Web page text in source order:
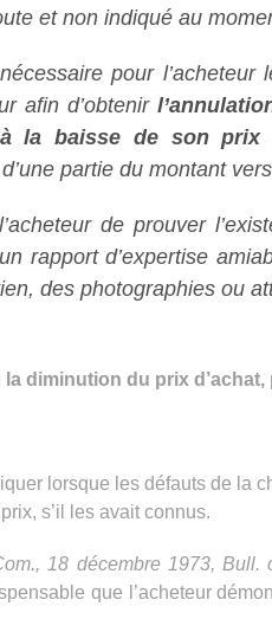
et non indiqué au
pour l’acheteur
afin d’obtenir
la baisse de son prix
partie du montant
de prouver
rapport d’expertise
des photographies ou
diminution du prix
lorsque les défauts de la
s’il les avait connus.
18 décembre 1973, Bull.
que l’acheteur